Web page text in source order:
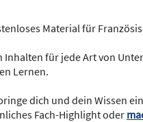
Material für
Inhalten für jede Art von
Lernen.
dich und dein Wissen
Fach-Highlight oder